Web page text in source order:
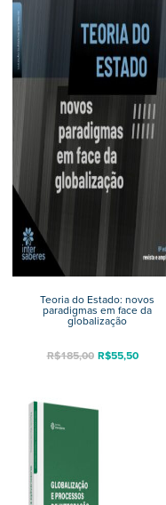
Teoria do Estado: novos
paradigmas em face da
globalização
R$185,00 R$55,50